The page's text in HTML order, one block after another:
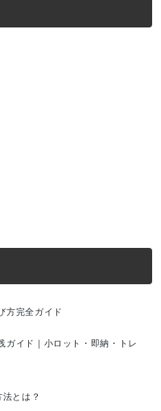
方完全ガイド
ガイド｜小ロット・即納・トレ
とは？